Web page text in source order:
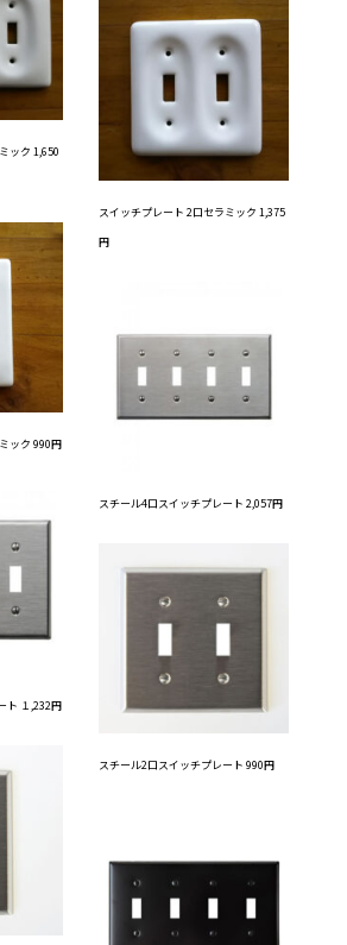
ック 1,650
スイッチプレート 2口セラミック 1,375
円
ック 990円
スチール4口スイッチプレート 2,057円
ト １,232円
スチール2口スイッチプレート 990円